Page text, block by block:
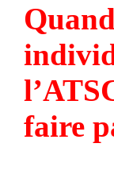
faire